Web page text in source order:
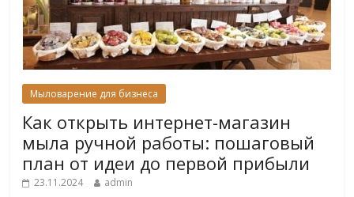
Мыловарение для бизнеса
Как открыть интернет-магазин
мыла ручной работы: пошаговый
план от идеи до первой прибыли
23.11.2024 admin